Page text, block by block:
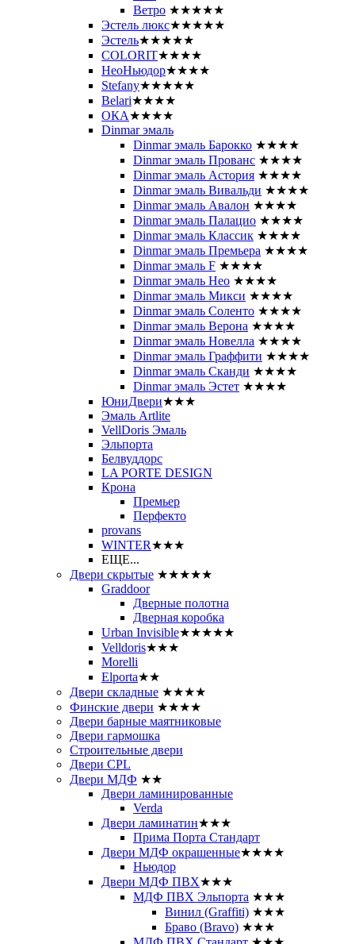
Ветро ★★★★★
Эстель люкс★★★★★
Эстель★★★★★
COLORIT★★★★
НеоНьюдор★★★★
Stefany★★★★★
Belari★★★★
ОКА★★★★
Dinmar эмаль
Dinmar эмаль Барокко ★★★★
Dinmar эмаль Прованс ★★★★
Dinmar эмаль Астория ★★★★
Dinmar эмаль Вивальди ★★★★
Dinmar эмаль Авалон ★★★★
Dinmar эмаль Палацио ★★★★
Dinmar эмаль Классик ★★★★
Dinmar эмаль Премьера ★★★★
Dinmar эмаль F ★★★★
Dinmar эмаль Нео ★★★★
Dinmar эмаль Микси ★★★★
Dinmar эмаль Соленто ★★★★
Dinmar эмаль Верона ★★★★
Dinmar эмаль Новелла ★★★★
Dinmar эмаль Граффити ★★★★
Dinmar эмаль Сканди ★★★★
Dinmar эмаль Эстет ★★★★
ЮниДвери★★★
Эмаль Artlite
VellDoris Эмаль
Эльпорта
Белвуддорс
LA PORTE DESIGN
Крона
Премьер
Перфекто
provans
WINTER★★★
ЕЩЕ...
Двери скрытые ★★★★★
Graddoor
Дверные полотна
Дверная коробка
Urban Invisible★★★★★
Velldoris★★★
Morelli
Elporta★★
Двери складные ★★★★
Финские двери ★★★★
Двери барные маятниковые
Двери гармошка
Строительные двери
Двери CРL
Двери МДФ ★★
Двери ламинированные
Verda
Двери ламинатин★★★
Прима Порта Стандарт
Двери МДФ окрашенные★★★★
Ньюдор
Двери МДФ ПВХ★★★
МДФ ПВХ Эльпорта ★★★
Винил (Graffiti) ★★★
Браво (Bravo) ★★★